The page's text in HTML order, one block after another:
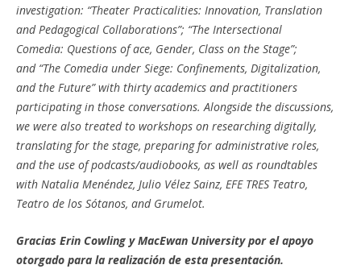
investigation: “Theater Practicalities: Innovation, Translation
and Pedagogical Collaborations”; “The Intersectional
Comedia: Questions of ace, Gender, Class on the Stage”;
and “The Comedia under Siege: Confinements, Digitalization,
and the Future” with thirty academics and practitioners
participating in those conversations. Alongside the discussions,
we were also treated to workshops on researching digitally,
translating for the stage, preparing for administrative roles,
and the use of podcasts/audiobooks, as well as roundtables
with Natalia Menéndez, Julio Vélez Sainz, EFE TRES Teatro,
Teatro de los Sótanos, and Grumelot.
Gracias Erin Cowling y MacEwan University por el apoyo
otorgado para la realización de esta presentación.